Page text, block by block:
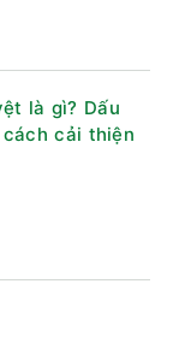
là gì? Dấu
cải thiện